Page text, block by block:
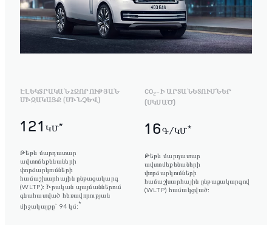
ԷԼԵԿՏՐԱԿԱՆ ՀԶՈՐՈՒԹՅԱՆ
ՄԻՋԱԿԱՅՔ (ՄԻՆՉԵՎ)
121 ԿՄ*
Թեթև մարդատար
ավտոմեքենաների
փորձարկումների
համաշխարհային ընթացակարգ
(WLTP)։ Իրական պայմաններում
գնահատված հեռավորության
միջակայքը` 94 կմ։*
CO2-Ի ԱՐՏԱՆԵՏՈՒՄՆԵՐ
(ՍԿՍԱԾ)
16Գ/ԿՄ*
Թեթև մարդատար
ավտոմեքենաների
փորձարկումների
համաշխարհային ընթացակարգով
(WLTP) համակցված։